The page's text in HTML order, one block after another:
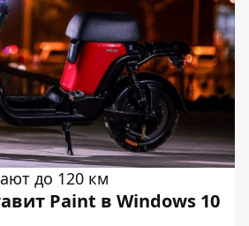
до 120 км
Paint в Windows 10